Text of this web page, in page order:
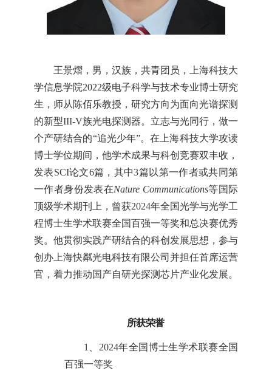
王景熠，男，汉族，共青团员，上海科技大
学信息学院2022级电子科学与技术专业博士研究
生，师从陈佰乐教授，研究方向为面向光谱探测
的新型III-V族光电探测器。立志与光同行，做一
个产研结合的“追光少年”。在上海科技大学攻读
博士学位期间，他学术成果与科创竞赛双丰收，
发表SCI论文6篇，其中3篇以第一作者或共同第
一作者身份发表在Nature Communications等国际
顶级学术期刊上，曾获2024年全国光学与光学工
程博士生学术联赛全国百强一等奖和总决赛优秀
奖。他贯彻实践产研结合的科创发展思想，参与
创办上海快粼光电科技有限公司并担任首席运营
官，着力推动国产自研光探测芯片产业化发展。
所获荣誉
1、2024年全国博士生学术联赛全国
百强一等奖